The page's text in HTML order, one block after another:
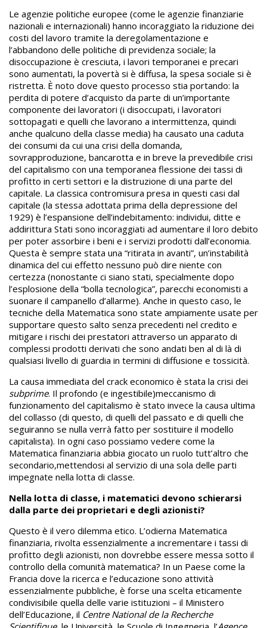
Le agenzie politiche europee (come le agenzie finanziarie
nazionali e internazionali) hanno incoraggiato la riduzione dei
costi del lavoro tramite la deregolamentazione e
l’abbandono delle politiche di previdenza sociale; la
disoccupazione è cresciuta, i lavori temporanei e precari
sono aumentati, la povertà si è diffusa, la spesa sociale si è
ristretta. È noto dove questo processo stia portando: la
perdita di potere d’acquisto da parte di un’importante
componente dei lavoratori (i disoccupati, i lavoratori
sottopagati e quelli che lavorano a intermittenza, quindi
anche qualcuno della classe media) ha causato una caduta
dei consumi da cui una crisi della domanda,
sovrapproduzione, bancarotta e in breve la prevedibile crisi
del capitalismo con una temporanea flessione dei tassi di
profitto in certi settori e la distruzione di una parte del
capitale. La classica contromisura presa in questi casi dal
capitale (la stessa adottata prima della depressione del
1929) è l’espansione dell’indebitamento: individui, ditte e
addirittura Stati sono incoraggiati ad aumentare il loro debito
per poter assorbire i beni e i servizi prodotti dall’economia.
Questa è sempre stata una “ritirata in avanti”, un’instabilità
dinamica del cui effetto nessuno può dire niente con
certezza (nonostante ci siano stati, specialmente dopo
l’esplosione della “bolla tecnologica”, parecchi economisti a
suonare il campanello d’allarme). Anche in questo caso, le
tecniche della Matematica sono state ampiamente usate per
supportare questo salto senza precedenti nel credito e
mitigare i rischi dei prestatori attraverso un apparato di
complessi prodotti derivati che sono andati ben al di là di
qualsiasi livello di guardia in termini di diffusione e tossicità.
La causa immediata del crack economico è stata la crisi dei
subprime. Il profondo (e ingestibile)meccanismo di
funzionamento del capitalismo è stato invece la causa ultima
del collasso (di questo, di quelli del passato e di quelli che
seguiranno se nulla verrà fatto per sostituire il modello
capitalista). In ogni caso possiamo vedere come la
Matematica finanziaria abbia giocato un ruolo tutt’altro che
secondario,mettendosi al servizio di una sola delle parti
impegnate nella lotta di classe.
Nella lotta di classe, i matematici devono schierarsi
dalla parte dei proprietari e degli azionisti?
Questo è il vero dilemma etico. L’odierna Matematica
finanziaria, rivolta essenzialmente a incrementare i tassi di
profitto degli azionisti, non dovrebbe essere messa sotto il
controllo della comunità matematica? In un Paese come la
Francia dove la ricerca e l’educazione sono attività
essenzialmente pubbliche, è forse una scelta eticamente
condivisibile quella delle varie istituzioni – il Ministero
dell’Educazione, il Centre National de la Recherche